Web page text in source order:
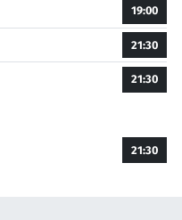
19:00
21:30
21:30
21:30